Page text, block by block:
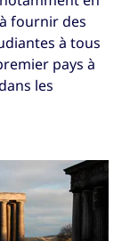
fournir des
à tous
pays à
les